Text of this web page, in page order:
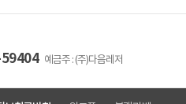
예금주 : (주)다음레저